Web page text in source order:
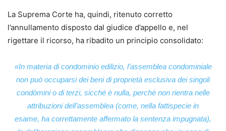
La Suprema Corte ha, quindi, ritenuto corretto
l’annullamento disposto dal giudice d’appello e, nel
rigettare il ricorso, ha ribadito un principio consolidato:
«In materia di condominio edilizio, l’assemblea condominiale
non può occuparsi dei beni di proprietà esclusiva dei singoli
condòmini o di terzi, sicché è nulla, perché non rientra nelle
attribuzioni dell’assemblea (come, nella fattispecie in
esame, ha correttamente affermato la sentenza impugnata),